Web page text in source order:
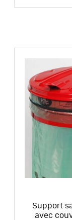
Support
avec